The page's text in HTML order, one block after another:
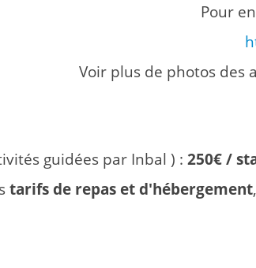
Pour
Voir plus de photos des
guidées par Inbal ) : 250€ /
tarifs de repas et d'hébergement,